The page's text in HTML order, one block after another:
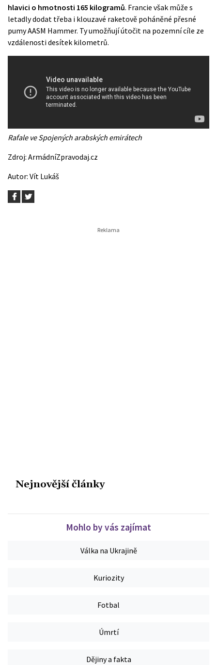
hlavici o hmotnosti 165 kilogramů. Francie však může s
letadly dodat třeba i klouzavé raketově poháněné přesné
pumy AASM Hammer. Ty umožňují útočit na pozemní cíle ze
vzdálenosti desítek kilometrů.
Rafale ve Spojených arabských emirátech
Zdroj: ArmádníZpravodaj.cz
Autor: Vít Lukáš
Nejnovější články
Mohlo by vás zajímat
Válka na Ukrajině
Kuriozity
Fotbal
Úmrtí
Dějiny a fakta